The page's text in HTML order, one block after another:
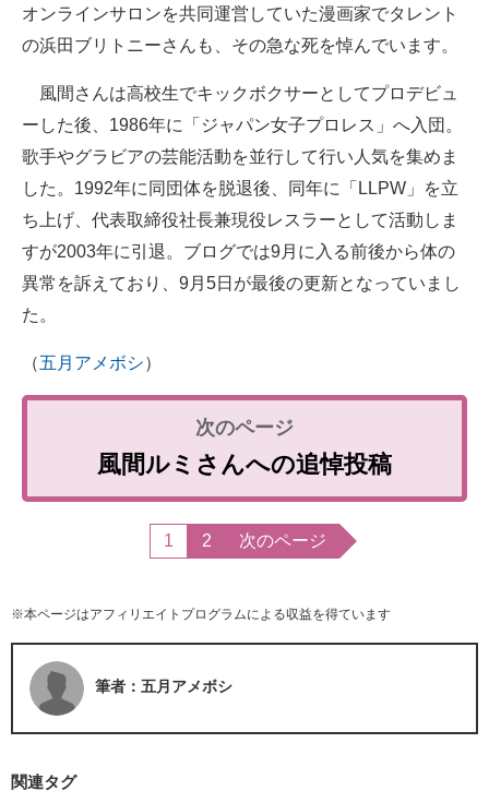
オンラインサロンを共同運営していた漫画家でタレント
の浜田ブリトニーさんも、その急な死を悼んでいます。
風間さんは高校生でキックボクサーとしてプロデビュ
ーした後、1986年に「ジャパン女子プロレス」へ入団。
歌手やグラビアの芸能活動を並行して行い人気を集めま
した。1992年に同団体を脱退後、同年に「LLPW」を立
ち上げ、代表取締役社長兼現役レスラーとして活動しま
すが2003年に引退。ブログでは9月に入る前後から体の
異常を訴えており、9月5日が最後の更新となっていまし
た。
（五月アメボシ）
風間ルミさんへの追悼投稿
1 2 次のページ
※本ページはアフィリエイトプログラムによる収益を得ています
筆者：五月アメボシ
関連タグ